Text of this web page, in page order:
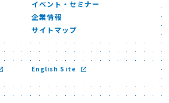
イベント・セミナー
企業情報
サイトマップ
English Site